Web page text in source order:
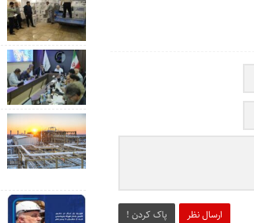
ارسال نظر پاک کردن !